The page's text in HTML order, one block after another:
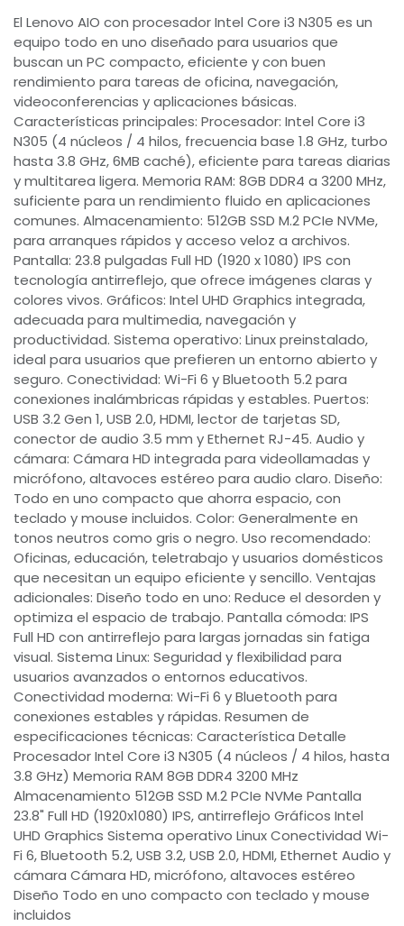
El Lenovo AIO con procesador Intel Core i3 N305 es un
equipo todo en uno diseñado para usuarios que
buscan un PC compacto, eficiente y con buen
rendimiento para tareas de oficina, navegación,
videoconferencias y aplicaciones básicas.
Características principales: Procesador: Intel Core i3
N305 (4 núcleos / 4 hilos, frecuencia base 1.8 GHz, turbo
hasta 3.8 GHz, 6MB caché), eficiente para tareas diarias
y multitarea ligera. Memoria RAM: 8GB DDR4 a 3200 MHz,
suficiente para un rendimiento fluido en aplicaciones
comunes. Almacenamiento: 512GB SSD M.2 PCIe NVMe,
para arranques rápidos y acceso veloz a archivos.
Pantalla: 23.8 pulgadas Full HD (1920 x 1080) IPS con
tecnología antirreflejo, que ofrece imágenes claras y
colores vivos. Gráficos: Intel UHD Graphics integrada,
adecuada para multimedia, navegación y
productividad. Sistema operativo: Linux preinstalado,
ideal para usuarios que prefieren un entorno abierto y
seguro. Conectividad: Wi-Fi 6 y Bluetooth 5.2 para
conexiones inalámbricas rápidas y estables. Puertos:
USB 3.2 Gen 1, USB 2.0, HDMI, lector de tarjetas SD,
conector de audio 3.5 mm y Ethernet RJ-45. Audio y
cámara: Cámara HD integrada para videollamadas y
micrófono, altavoces estéreo para audio claro. Diseño:
Todo en uno compacto que ahorra espacio, con
teclado y mouse incluidos. Color: Generalmente en
tonos neutros como gris o negro. Uso recomendado:
Oficinas, educación, teletrabajo y usuarios domésticos
que necesitan un equipo eficiente y sencillo. Ventajas
adicionales: Diseño todo en uno: Reduce el desorden y
optimiza el espacio de trabajo. Pantalla cómoda: IPS
Full HD con antirreflejo para largas jornadas sin fatiga
visual. Sistema Linux: Seguridad y flexibilidad para
usuarios avanzados o entornos educativos.
Conectividad moderna: Wi-Fi 6 y Bluetooth para
conexiones estables y rápidas. Resumen de
especificaciones técnicas: Característica Detalle
Procesador Intel Core i3 N305 (4 núcleos / 4 hilos, hasta
3.8 GHz) Memoria RAM 8GB DDR4 3200 MHz
Almacenamiento 512GB SSD M.2 PCIe NVMe Pantalla
23.8" Full HD (1920x1080) IPS, antirreflejo Gráficos Intel
UHD Graphics Sistema operativo Linux Conectividad Wi-
Fi 6, Bluetooth 5.2, USB 3.2, USB 2.0, HDMI, Ethernet Audio y
cámara Cámara HD, micrófono, altavoces estéreo
Diseño Todo en uno compacto con teclado y mouse
incluidos